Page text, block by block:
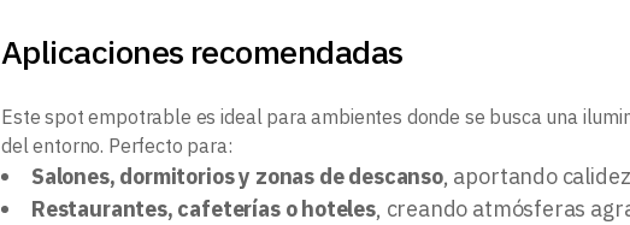
Aplicaciones recomendadas
Este spot empotrable es ideal para ambientes donde se busca una
del entorno. Perfecto para:
Salones, dormitorios y zonas de descanso, aportando
Restaurantes, cafeterías o hoteles, creando atmósferas